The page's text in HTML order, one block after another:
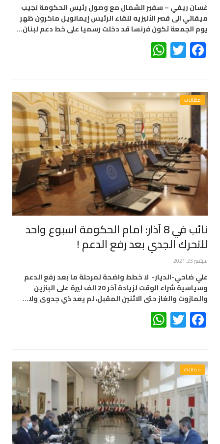
غسان ريفي – سفير الشمال مع وصول رئيس الحكومة نجيب
ميقاتي الى قصر الأليزيه للقاء الرئيس إيمانويل ماكرون ظهر
يوم الجمعة تكون فرنسا قد دخلت رسميا على خط دعم لبنان…
Facebook
Twitter
مقالات
نائب في 8 آذار: امام الحكومة اسبوع واحد
للتحرك الجدي بعد رفع الدعم !
سبتمبر 23, 2021
علي ضاحي-الديار- لا خطط واضحة لمرحلة ما بعد رفع الدعم
وسياسية شراء الوقت لزيادة آخر 20 الف ليرة على البنزين
والمازوت والغاز حتى الاثنين المقبل، لم يعد ذي جدوى ولا…
Facebook
Twitter
مقالات